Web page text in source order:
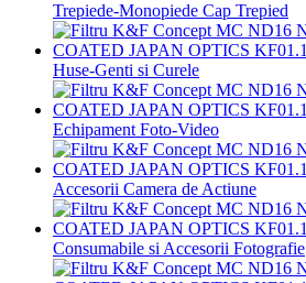
Trepiede-Monopiede Cap Trepied
Huse-Genti si Curele
Echipament Foto-Video
Accesorii Camera de Actiune
Consumabile si Accesorii Fotografie